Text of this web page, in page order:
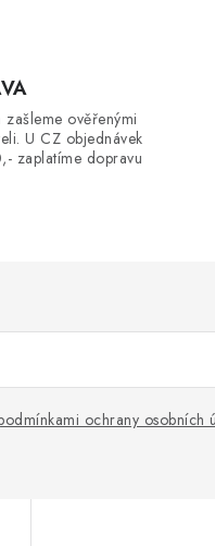
zašleme ověřenými
U CZ objednávek
zaplatíme dopravu
ochrany osobních